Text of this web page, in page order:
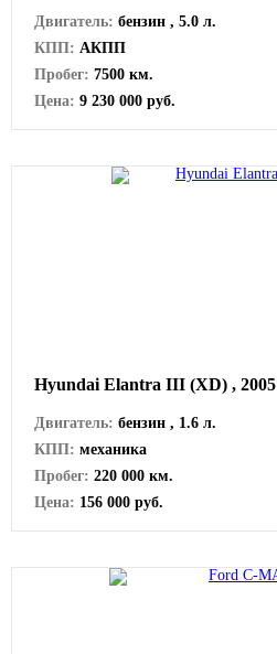
Двигатель: бензин , 5.0 л.
КПП: АКПП
Пробег: 7500 км.
Цена: 9 230 000 руб.
Hyundai Elantra III (XD) , 2005
Двигатель: бензин , 1.6 л.
КПП: механика
Пробег: 220 000 км.
Цена: 156 000 руб.